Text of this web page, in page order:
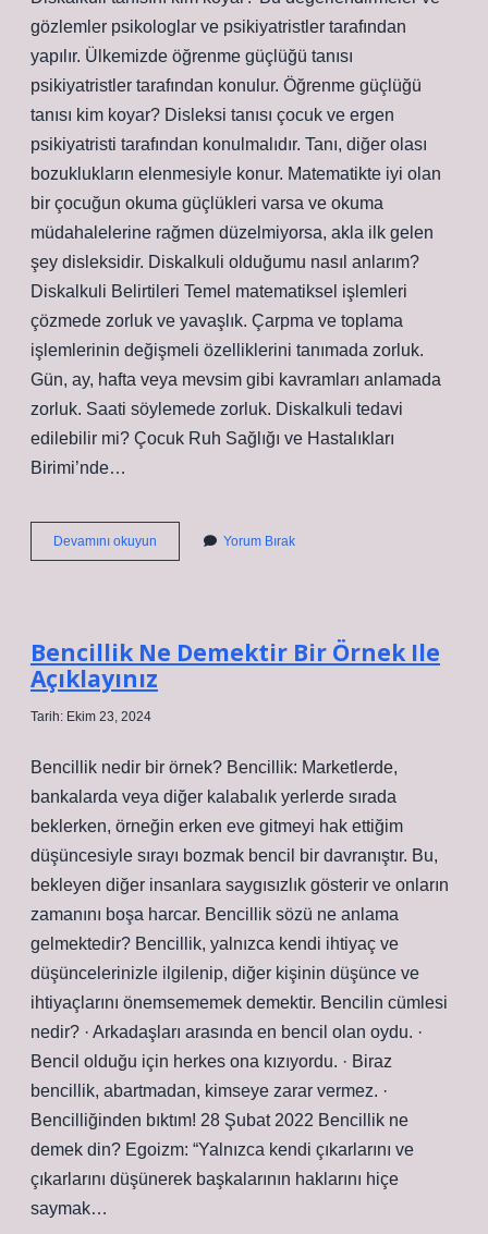
gözlemler psikologlar ve psikiyatristler tarafından
yapılır. Ülkemizde öğrenme güçlüğü tanısı
psikiyatristler tarafından konulur. Öğrenme güçlüğü
tanısı kim koyar? Disleksi tanısı çocuk ve ergen
psikiyatristi tarafından konulmalıdır. Tanı, diğer olası
bozuklukların elenmesiyle konur. Matematikte iyi olan
bir çocuğun okuma güçlükleri varsa ve okuma
müdahalelerine rağmen düzelmiyorsa, akla ilk gelen
şey disleksidir. Diskalkuli olduğumu nasıl anlarım?
Diskalkuli Belirtileri Temel matematiksel işlemleri
çözmede zorluk ve yavaşlık. Çarpma ve toplama
işlemlerinin değişmeli özelliklerini tanımada zorluk.
Gün, ay, hafta veya mevsim gibi kavramları anlamada
zorluk. Saati söylemede zorluk. Diskalkuli tedavi
edilebilir mi? Çocuk Ruh Sağlığı ve Hastalıkları
Birimi’nde…
Devamını okuyun Diskalkuli
Için
Yorum Bırak
Bencillik Ne Demektir Bir Örnek Ile
Açıklayınız
Tarih: Ekim 23, 2024
Bencillik nedir bir örnek? Bencillik: Marketlerde,
bankalarda veya diğer kalabalık yerlerde sırada
beklerken, örneğin erken eve gitmeyi hak ettiğim
düşüncesiyle sırayı bozmak bencil bir davranıştır. Bu,
bekleyen diğer insanlara saygısızlık gösterir ve onların
zamanını boşa harcar. Bencillik sözü ne anlama
gelmektedir? Bencillik, yalnızca kendi ihtiyaç ve
düşüncelerinizle ilgilenip, diğer kişinin düşünce ve
ihtiyaçlarını önemsememek demektir. Bencilin cümlesi
nedir? · Arkadaşları arasında en bencil olan oydu. ·
Bencil olduğu için herkes ona kızıyordu. · Biraz
bencillik, abartmadan, kimseye zarar vermez. ·
Bencilliğinden bıktım! 28 Şubat 2022 Bencillik ne
demek din? Egoizm: “Yalnızca kendi çıkarlarını ve
çıkarlarını düşünerek başkalarının haklarını hiçe
saymak…